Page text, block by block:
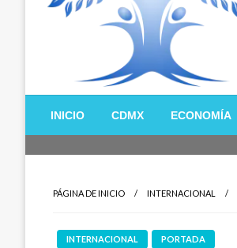
Libertador MX
INICIO CDMX ECONOMÍA
PÁGINA DE INICIO INTERNACIONAL
INTERNACIONAL PORTADA